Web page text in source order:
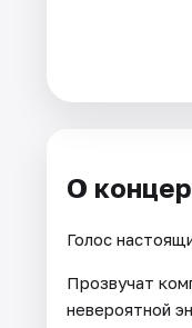
О
Голос
Прозвучат
невероятной